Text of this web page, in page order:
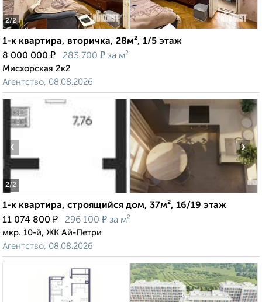
2/2
1-к квартира, вторичка, 28м², 1/5 этаж
8 000 000 ₽ 283 700 ₽ за м²
Мисхорская 2к2
Агентство, 08.08.2026
2/2
‹ ›
1-к квартира, строящийся дом, 37м², 16/19 этаж
11 074 800 ₽ 296 100 ₽ за м²
мкр. 10-й, ЖК Ай-Петри
Агентство, 08.08.2026